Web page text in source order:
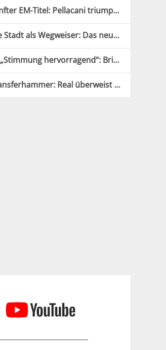
Fünfter EM-Titel: Pellacani triumphiert erneut
Die Stadt als Wegweiser: Das neue FCS-Trikot
„Stimmung hervorragend“: Brixen bereit für die neue Saison
Transferhammer: Real überweist 125 Millionen Euro